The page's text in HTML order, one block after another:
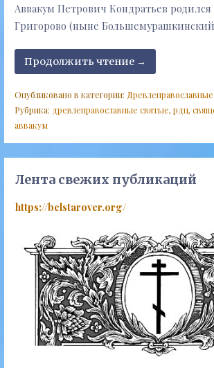
Аввакум Петрович Кондратьев родился
Григорово (ныне
Продолжить чтение →
Опубликовано в категории:
Рубрика: древлеправославные святые, рдц,
аввакум
Лента свежих публикаций
https://belstarover.org/